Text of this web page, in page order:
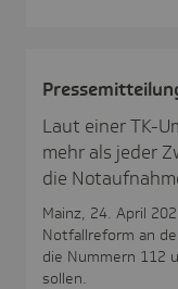
Laut einer TK-
mehr als jeder
die
Mainz, 24. April
Notfallreform an
die Nummern 112
sollen.